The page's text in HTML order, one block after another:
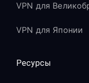
VPN для
VPN для Японии
Ресурсы